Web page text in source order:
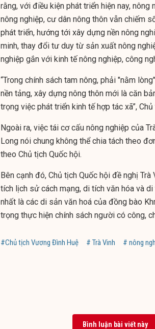
rằng, với điều kiện phát triển hiện nay,
nông nghiệp, cư dân nông thôn vẫn chiếm
phát triển, hướng tới xây dựng nền nông
minh, thay đổi tư duy từ sản xuất nông
nghiệp gắn với kinh tế nông nghiệp, công
“Trong chính sách tam nông, phải "nằm
nền tảng, xây dựng nông thôn mới là căn
trọng việc phát triển kinh tế hợp tác xã”,
Ngoài ra, việc tái cơ cấu nông nghiệp của
Long nói chung không thể chia tách theo
theo Chủ tịch Quốc hội.
Bên cạnh đó, Chủ tịch Quốc hội đề nghị
tích lịch sử cách mạng, di tích văn hóa và
nhất là các di sản văn hoá của đồng bào
trọng thực hiện chính sách người có công,
#Chủ tịch Vương Đình Huệ # Trà Vinh # nông
Bình luận bài viết này